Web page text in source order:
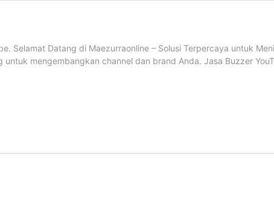
Selamat Datang di Maezurraonline – Solusi Terpercaya untuk
untuk mengembangkan channel dan brand Anda. Jasa Buzzer